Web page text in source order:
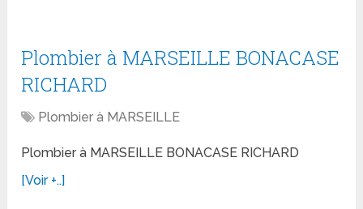
Plombier à MARSEILLE BONACASE
RICHARD
Plombier à MARSEILLE
Plombier à MARSEILLE BONACASE RICHARD
[Voir +..]